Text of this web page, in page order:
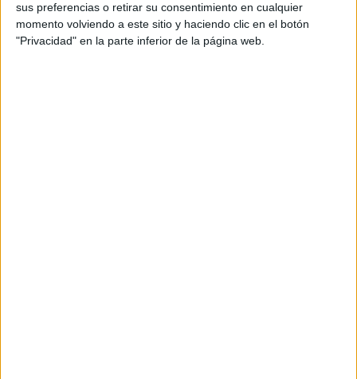
sus preferencias o retirar su consentimiento en cualquier
momento volviendo a este sitio y haciendo clic en el botón
"Privacidad" en la parte inferior de la página web.
SUSCRIBETE